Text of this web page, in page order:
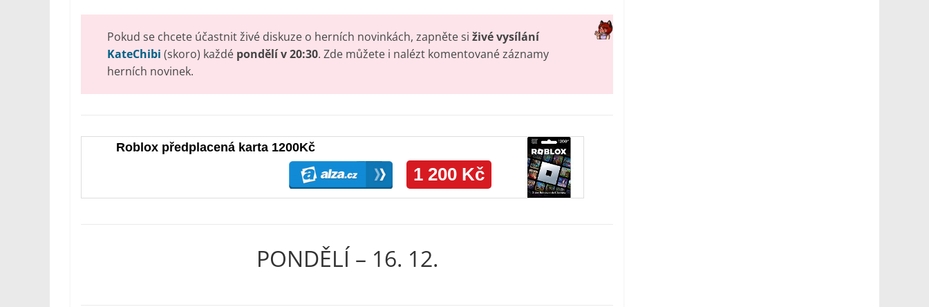
Pokud se chcete účastnit živé diskuze o herních novinkách, zapněte si živé vysílání
KateChibi (skoro) každé pondělí v 20:30. Zde můžete i nalézt komentované záznamy
herních novinek.
PONDĚLÍ – 16. 12.